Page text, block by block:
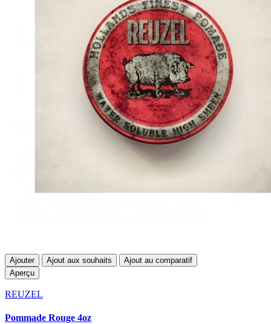
Ajouter Ajout aux souhaits
Ajout au comparatif
Aperçu
REUZEL
Pommade Rouge 4oz